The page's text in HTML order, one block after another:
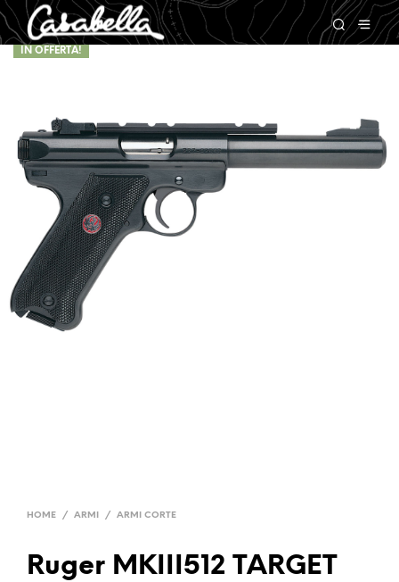
IN OFFERTA!
HOME / ARMI / ARMI CORTE
Ruger MKIII512 TARGET